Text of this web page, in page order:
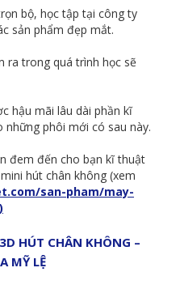
bộ, học tập tại công ty
sản phẩm đẹp mắt.
ra trong quá trình học sẽ
hậu mãi lâu dài phần kĩ
phôi mới có sau này.
đem đến cho bạn kĩ thuật
hút chân không (xem
san-pham/may-
HÚT CHÂN KHÔNG –
MỸ LỆ